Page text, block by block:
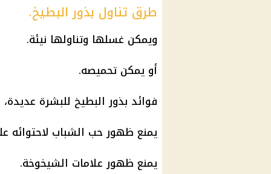
طرق تناول بذور البطيخ.
ويمكن غسلها وتناولها نيئة.
أو يمكن تحميصه.
فوائد بذور البطيخ للبشرة
يمنع ظهور حب الشباب لاحتوائه
يمنع ظهور علامات الشيخوخة.